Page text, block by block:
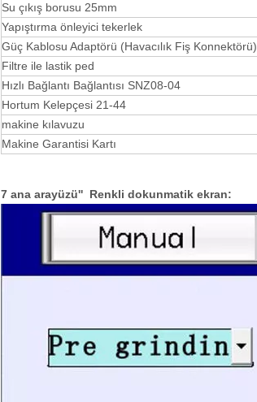
Su çıkış borusu 25mm
Yapıştırma önleyici tekerlek
Güç Kablosu Adaptörü (Havacılık Fiş Konnektörü)
Filtre ile lastik ped
Hızlı Bağlantı Bağlantısı SNZ08-04
Hortum Kelepçesi 21-44
makine kılavuzu
Makine Garantisi Kartı
7 ana arayüzü'' Renkli dokunmatik ekran: